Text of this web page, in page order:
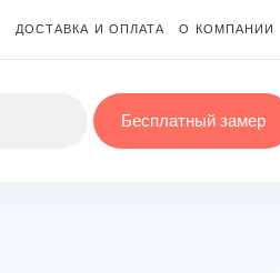
ДОСТАВКА И ОПЛАТА О КОМПАНИИ
Бесплатный замер